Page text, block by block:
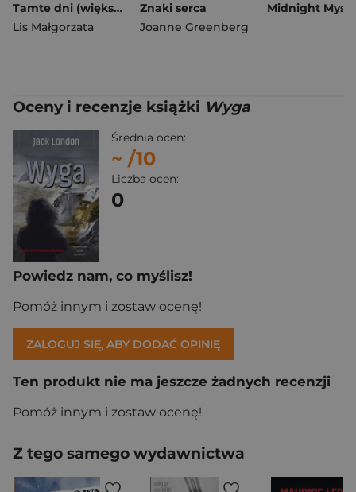
Tamte dni (większe lietry)
Lis Małgorzata
Znaki serca
Joanne Greenberg
Midnight
Oceny i recenzje książki Wyga
Średnia ocen:
~ /10
Liczba ocen:
0
Powiedz nam, co myślisz!
Pomóż innym i zostaw ocenę!
ZALOGUJ SIĘ, ABY DODAĆ OPINIĘ
Ten produkt nie ma jeszcze żadnych recenzji
Pomóż innym i zostaw ocenę!
Z tego samego wydawnictwa